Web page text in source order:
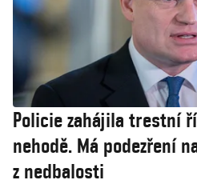
Policie zahájila trestní
nehodě. Má podezření
z nedbalosti